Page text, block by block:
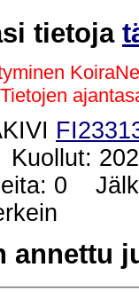
tietoja
0
annettu